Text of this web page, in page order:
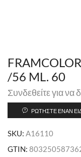
/56 ML. 60
Συνδεθείτε για να
ΡΩΤΉΣΤΕ ΈΝΑΝ
SKU: A16110
GTIN: